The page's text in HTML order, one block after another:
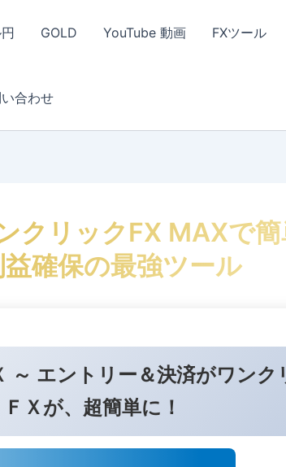
GOLD YouTube 動画 FXツール
合わせ
クリックFX MAXで簡
確保の最強ツール
エントリー＆決済がワンク
Ｘが、超簡単に！